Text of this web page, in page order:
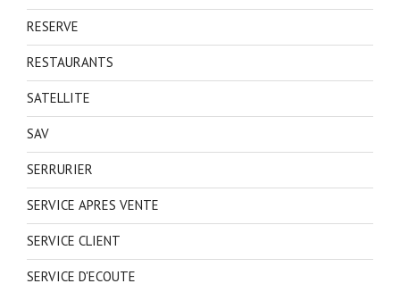
RESERVE
RESTAURANTS
SATELLITE
SAV
SERRURIER
SERVICE APRES VENTE
SERVICE CLIENT
SERVICE D'ECOUTE